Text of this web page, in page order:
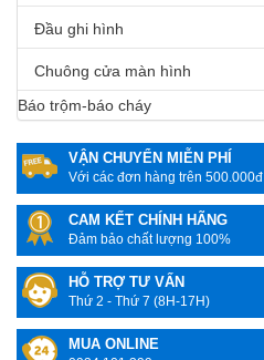
Đầu ghi hình
Chuông cửa màn hình
Báo trộm-báo cháy
VẬN CHUYỂN MIỄN PHÍ
Với các đơn hàng trên 500.000đ
CAM KẾT CHÍNH HÃNG
Đảm bảo chất lượng 100%
HỖ TRỢ TƯ VẤN
Thứ 2 - Thứ 7 (8H-17H)
MUA ONLINE